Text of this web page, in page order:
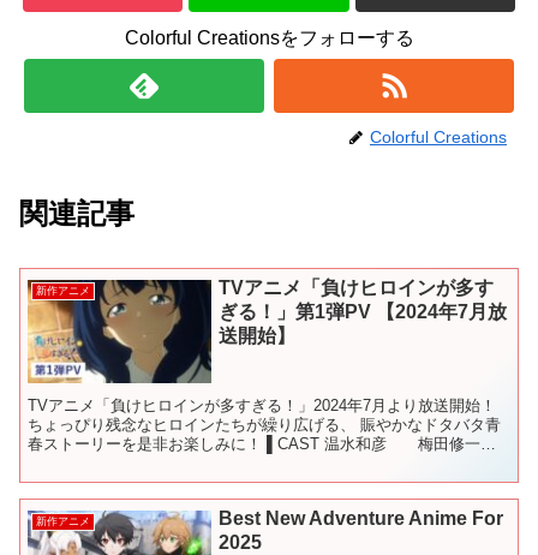
Colorful Creationsをフォローする
Colorful Creations
関連記事
新作アニメ
TVアニメ「負けヒロインが多す
ぎる！」第1弾PV 【2024年7月放
送開始】
TVアニメ「負けヒロインが多すぎる！」2024年7月より放送開始！
ちょっぴり残念なヒロインたちが繰り広げる、 賑やかなドタバタ青
春ストーリーを是非お楽しみに！ ▌CAST 温水和彦 梅田修一朗
新作アニメ
Best New Adventure Anime For
2025